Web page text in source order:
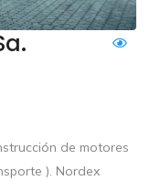
de motores
). Nordex